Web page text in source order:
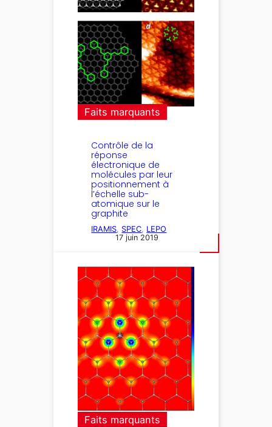
Faits marquants
Contrôle de la
réponse
électronique de
molécules par leur
positionnement à
l’échelle sub-
atomique sur le
graphite
IRAMIS SPEC LEPO
17 juin 2019
Faits marquants